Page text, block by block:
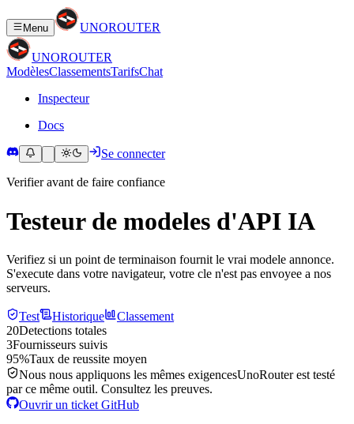
Menu UNOROUTER
UNOROUTER
ModèlesClassementsTarifsChat
Inspecteur
Docs
Se connecter
Verifier avant de faire confiance
Testeur de modeles d'API IA
Verifiez si un point de terminaison fournit le vrai modele annonce.
S'execute dans votre navigateur, votre cle n'est pas envoyee a nos
serveurs.
Test Historique
Classement
20Detections totales
3Fournisseurs suivis
95%Taux de reussite moyen
Nous nous appliquons les mêmes exigencesUnoRouter est testé
par ce même outil. Consultez les preuves.
Ouvrir un ticket GitHub